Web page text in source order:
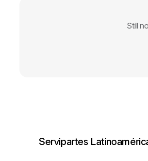
Still
Servipartes